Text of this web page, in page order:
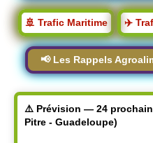
🚢 Trafic Maritime ✈️
📢 Les Rappels
⚠️ Prévision — 24
Pitre - Guadeloupe)